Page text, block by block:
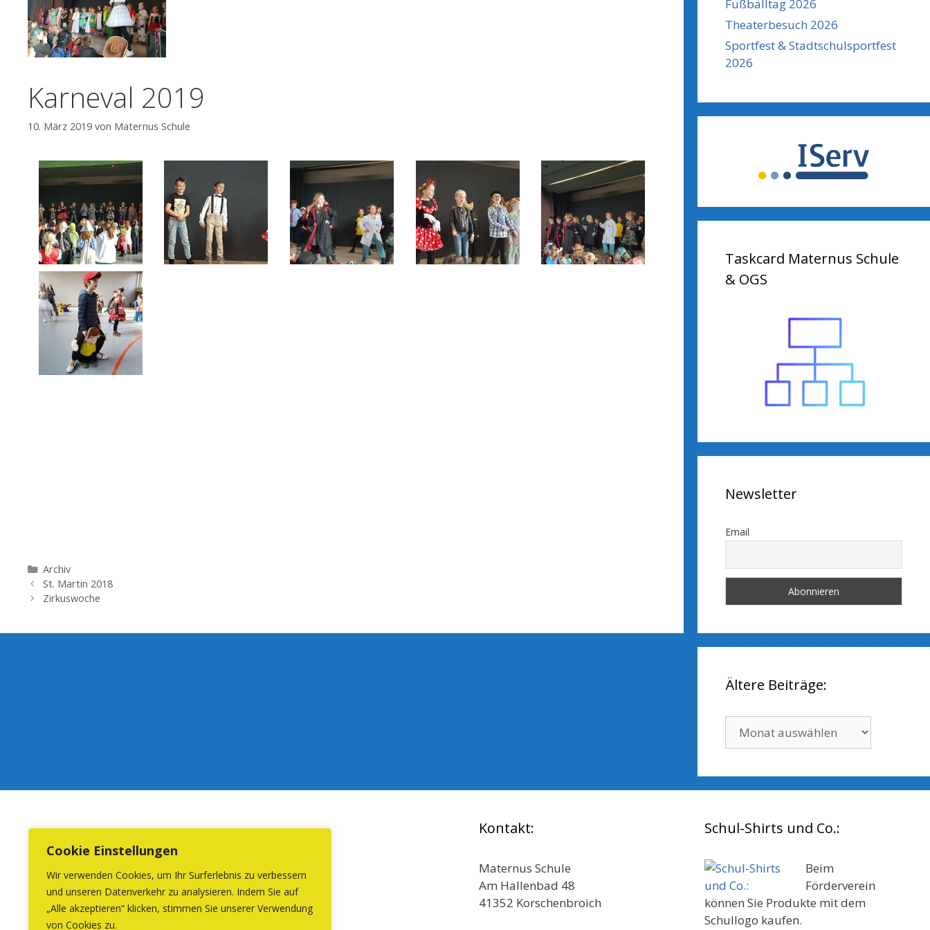
Cookie Einstellungen
Wir verwenden Cookies, um Ihr Surferlebnis zu verbessern
und unseren Datenverkehr zu analysieren. Indem Sie auf
„Alle akzeptieren“ klicken, stimmen Sie unserer Verwendung
von Cookies zu.
Karneval 2019
10. März 2019 von Maternus Schule
Kategorien
Archiv
St. Martin 2018
Zirkuswoche
Fußballtag 2026
Theaterbesuch 2026
Sportfest & Stadtschulsportfest
2026
Taskcard Maternus Schule
& OGS
Newsletter
Email
Ältere Beiträge:
Beiträge:
Kontakt:
Maternus Schule
Am Hallenbad 48
41352 Korschenbroich
Schul-Shirts und Co.:
Beim
Förderverein
können Sie Produkte mit dem
Schullogo kaufen.